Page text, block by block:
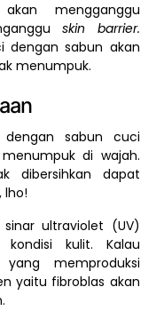
mengganggu
skin barrier.
dengan sabun akan
menumpuk.
dengan sabun cuci
di wajah.
dibersihkan dapat
lho!
ultraviolet (UV)
kulit. Kalau
memproduksi
yaitu fibroblas akan